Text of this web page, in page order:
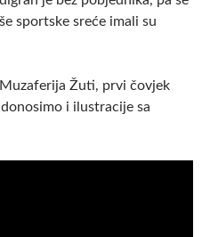
sportske sreće imali su
Žuti, prvi čovjek
i ilustracije sa